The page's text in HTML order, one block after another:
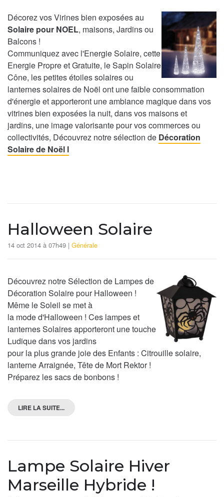
Décorez vos Virines bien exposées au
Solaire pour NOEL, maisons, Jardins ou
Balcons !
Communiquez avec l'Energie Solaire, cette
Energie Propre et Gratuite, le Sapin Solaire
Cône, les petites étoiles solaires ou
lanternes solaires de Noël ont une faible consommation
d'énergie et apporteront une ambiance magique dans vos
vitrines bien exposées la nuit, dans vos maisons et
jardins, une image valorisante pour vos commerces ou
collectivités, Découvrez notre sélection de Décoration
Solaire de Noël l
Halloween Solaire
14 oct 2014 à 07h49 | Générale
Découvrez notre Sélection de Lampes de
Décoration Solaire pour Halloween !
Même le Soleil se met à
la mode d'Halloween ! Ces lampes et
lanternes Solaires apporteront une touche
Ludique dans vos jardins
pour la plus grande joie des Enfants : Citrouille solaire,
lanterne Arraignée, Tête de Mort Rektor !
Préparez les sacs de bonbons !
LIRE LA SUITE...
Lampe Solaire Hiver
Marseille Hybride !